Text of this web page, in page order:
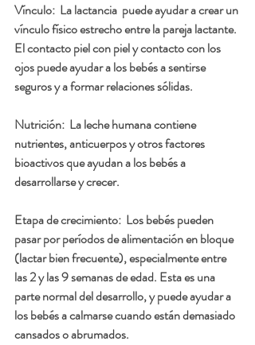
Vínculo:  La lactancia  puede ayudar a crear un
vínculo físico estrecho entre la pareja lactante.
El contacto piel con piel y contacto con los
ojos puede ayudar a los bebés a sentirse
seguros y a formar relaciones sólidas.
Nutrición:  La leche humana contiene
nutrientes, anticuerpos y otros factores
bioactivos que ayudan a los bebés a
desarrollarse y crecer.
Etapa de crecimiento:  Los bebés pueden
pasar por períodos de alimentación en bloque
(lactar bien frecuente), especialmente entre
las 2 y las 9 semanas de edad. Esta es una
parte normal del desarrollo, y puede ayudar a
los bebés a calmarse cuando están demasiado
cansados o abrumados.